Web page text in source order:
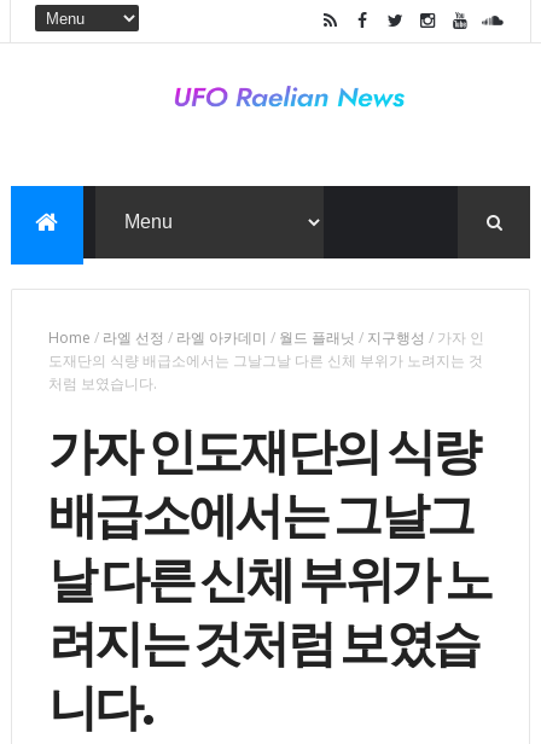
Home / 라엘 선정 / 라엘 아카데미 / 월드 플래닛 / 지구행성 / 가자 인
도재단의 식량 배급소에서는 그날그날 다른 신체 부위가 노려지는 것
처럼 보였습니다.
가자 인도재단의 식량
배급소에서는 그날그
날 다른 신체 부위가 노
려지는 것처럼 보였습
니다.